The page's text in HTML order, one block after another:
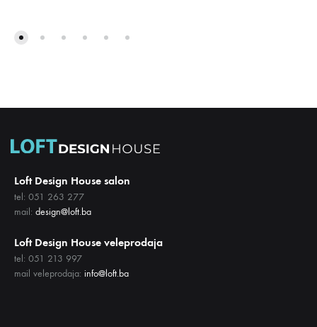
Loft Design House salon
tel: 051 263 277
mail: design@loft.ba
Loft Design House veleprodaja
tel: 051 213 997
mail veleprodaja: info@loft.ba